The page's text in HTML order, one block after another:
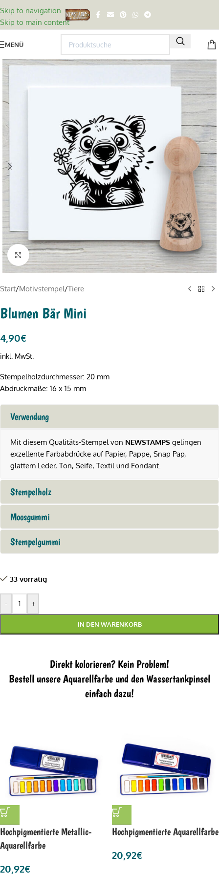
Skip to navigation
Skip to main content
MENÜ
Click to enlarge
Start/Motivstempel/Tiere
Blumen Bär Mini
4,90€
inkl. MwSt.
Stempelholzdurchmesser: 20 mm
Abdruckmaße: 16 x 15 mm
Verwendung
Mit diesem Qualitäts-Stempel von NEWSTAMPS gelingen
exzellente Farbabdrücke auf Papier, Pappe, Snap Pap,
glattem Leder, Ton, Seife, Textil und Fondant.
Stempelholz
Moosgummi
Stempelgummi
33 vorrätig
- +
IN DEN WARENKORB
Direkt kolorieren? Kein Problem!
Bestell unsere Aquarellfarbe und den Wassertankpinsel
einfach dazu!
Hochpigmentierte Metallic-
Aquarellfarbe
20,92€
Hochpigmentierte Aquarellfarbe
20,92€